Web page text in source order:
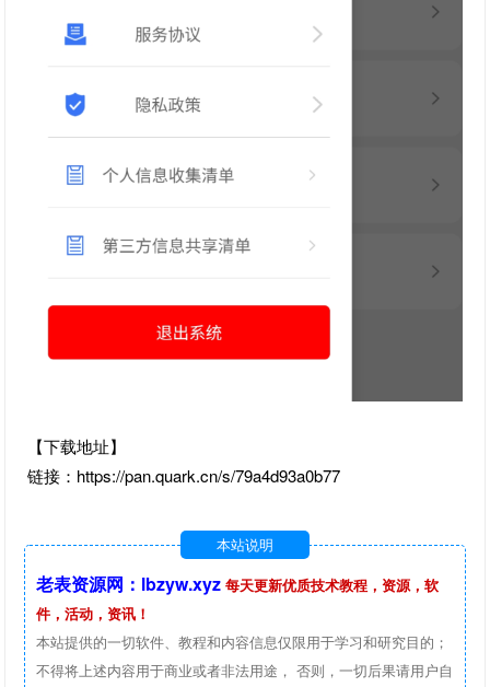
【下载地址】
链接：https://pan.quark.cn/s/79a4d93a0b77
本站说明
老表资源网：lbzyw.xyz 每天更新优质技术教程，资源，软
件，活动，资讯！
本站提供的一切软件、教程和内容信息仅限用于学习和研究目的；
不得将上述内容用于商业或者非法用途， 否则，一切后果请用户自